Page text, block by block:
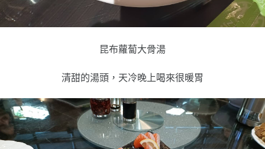
昆布蘿蔔大骨湯
清甜的湯頭，天冷晚上喝來很暖胃